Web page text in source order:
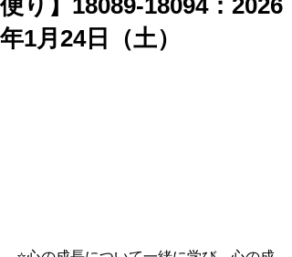
便り】18089-18094：2026
年1月24日（土）